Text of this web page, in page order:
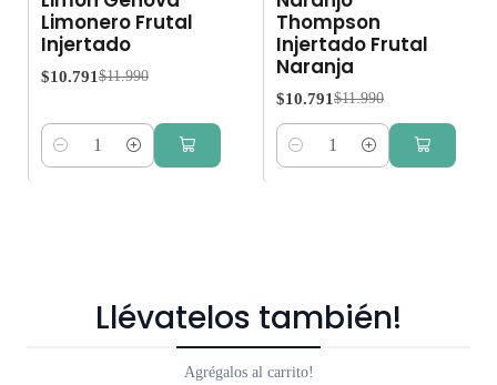
Limonero Frutal
Injertado
$10.791 $11.990
Cantidad
Thompson
Injertado Frutal
Naranja
$10.791 $11.990
Cantidad
Llévatelos también!
Agrégalos al carrito!